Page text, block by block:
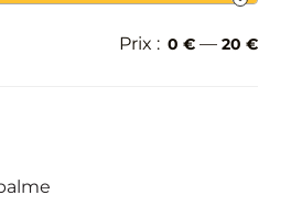
Prix : 0 € — 20 €